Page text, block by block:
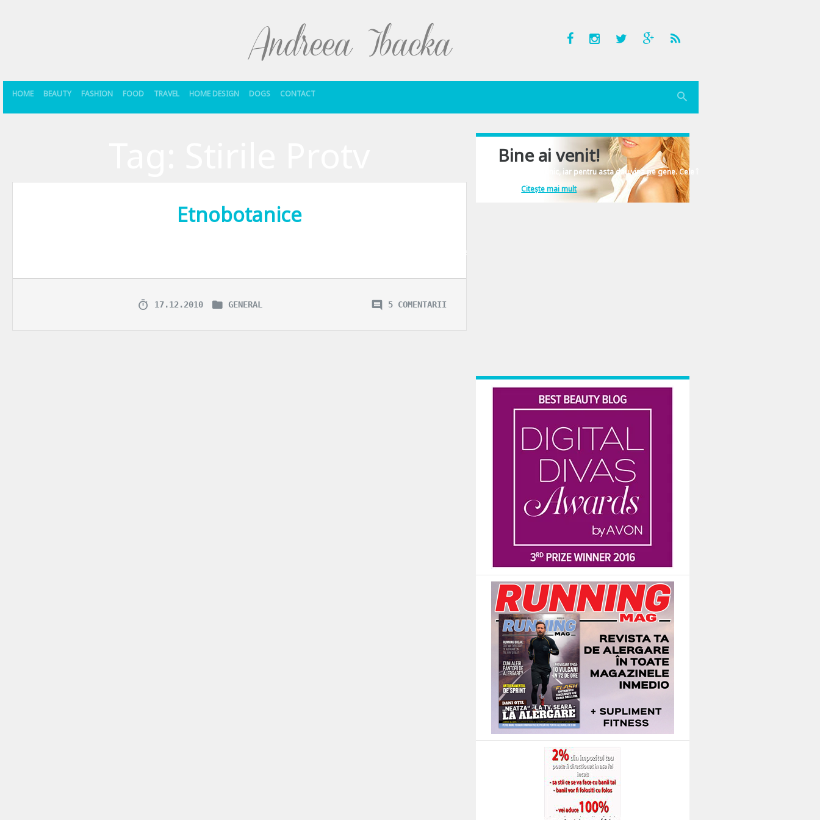
HOME BEAUTY FASHION FOOD TRAVEL HOME DESIGN DOGS CONTACT
Etnobotanice
Etnobotanice. O denumire pe care o auzim tot mai des. Si daca unii dintre voi nu au avut curiozitatea sa afle mai multe, aceste plante/ substante/ “saruri de baie”/ “ingrasaminte pentru plante”/ “plante pentru
17.12.2010 GENERAL 5 COMENTARII
Bine ai venit!
Îmi place să comunic, iar pentru asta dau vina pe gene. Cele înscrise în ADN-ul femeiesc.
Citește mai mult